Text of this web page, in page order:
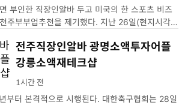
부인한 직장인알바 두고 미국의 한 스포츠 비즈
추천을 제기했다. 지난 26일(현지시각)
니의 기자회견에 의문점이 남는다고 적었다. 그가 제기한 의혹…
전주직장인알바 광명소액투자어플
강릉소액재테크샵
적으로 시행된다. 대한축구협회는 28일
1시간 전